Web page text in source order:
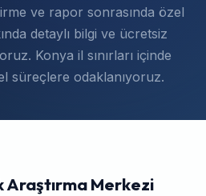
ve rapor sonrasında özel
detaylı bilgi ve ücretsiz
Konya il sınırları içinde
süreçlere odaklanıyoruz.
Araştırma Merkezi